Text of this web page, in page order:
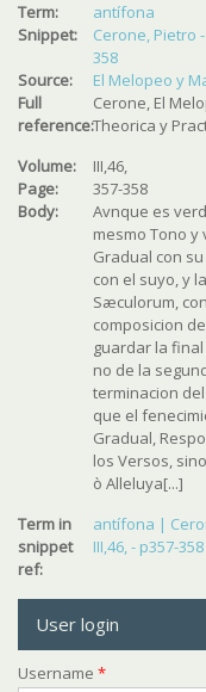
Term:
antífona
Snippet:
Cerone, Pietro
358
Source:
El Melopeo y
Full
reference:
Cerone, El
Theorica y
Volume:
III,46,
Page:
357-358
Body:
Avnque es
mesmo Tono y
Gradual con
con el suyo, y
Sæculorum,
composicion
guardar la
no de la
terminacion
que el
Gradual,
los Versos,
ò Alleluya[...]
Term in
snippet
ref:
antífona |
III,46, - p357-358
User login
Username *